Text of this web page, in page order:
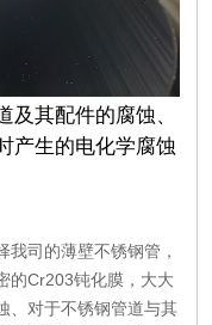
及其配件的腐蚀、
产生的电化学腐蚀
司的薄壁不锈钢管，
的Cr203钝化膜，大大
、对于不锈钢管道与其